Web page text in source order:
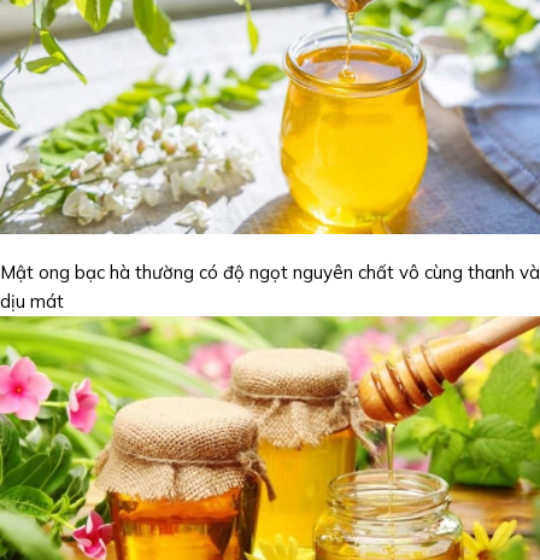
Mật ong bạc hà thường có độ ngọt nguyên chất vô cùng thanh và
dịu mát